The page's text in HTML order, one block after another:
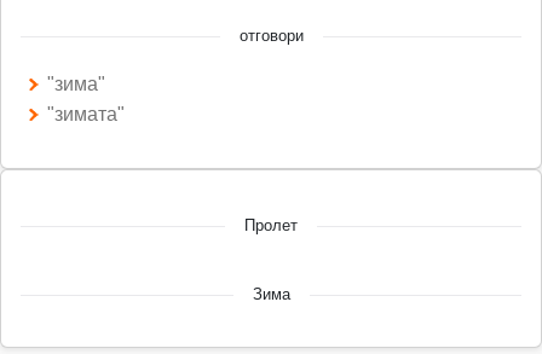
отговори
"зима"
"зимата"
Пролет
Зима